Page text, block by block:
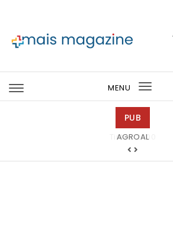
MENU
PUB
Tintas 2000